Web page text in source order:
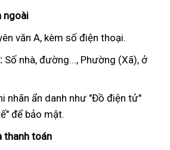
ngoài
văn A, kèm số điện thoại.
Số nhà, đường..., Phường (Xã), ở
nhãn ẩn danh như "Đồ điện tử"
để bảo mật.
thanh toán